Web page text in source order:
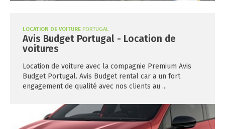
LOCATION DE VOITURE PORTUGAL
Avis Budget Portugal - Location de
voitures
Location de voiture avec la compagnie Premium Avis
Budget Portugal. Avis Budget rental car a un fort
engagement de qualité avec nos clients au ...